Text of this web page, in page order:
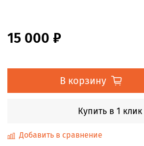
15 000 ₽
В корзину
Купить в 1 клик
Добавить в сравнение